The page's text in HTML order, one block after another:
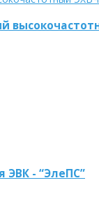
ЭВК - “ЭлеПС”